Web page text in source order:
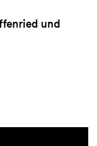
und